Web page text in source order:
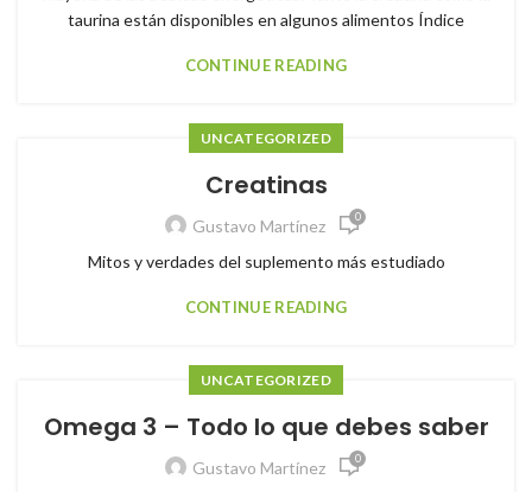
taurina están disponibles en algunos alimentos Índice
CONTINUE READING
UNCATEGORIZED
Creatinas
Gustavo Martínez 0
Mitos y verdades del suplemento más estudiado
CONTINUE READING
UNCATEGORIZED
Omega 3 – Todo lo que debes saber
Gustavo Martínez 0